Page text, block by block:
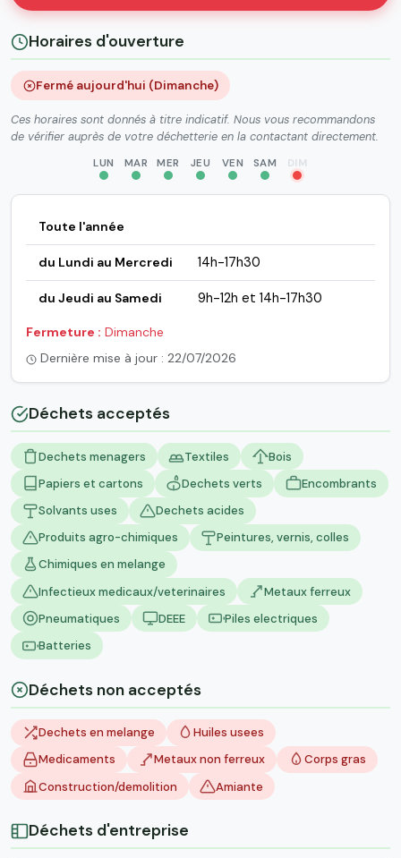
Horaires d'ouverture
Fermé aujourd'hui (Dimanche)
Ces horaires sont donnés à titre indicatif. Nous vous recommandons
de vérifier auprès de votre déchetterie en la contactant directement.
LUN MAR MER JEU VEN SAM DIM
Toute l'année
du Lundi au Mercredi 14h-17h30
du Jeudi au Samedi 9h-12h et 14h-17h30
Fermeture : Dimanche
Dernière mise à jour : 22/07/2026
Déchets acceptés
Dechets menagers Textiles
Bois
Papiers et cartons
Dechets verts
Encombrants
Solvants uses
Dechets acides
Produits agro-chimiques
Peintures, vernis, colles
Chimiques en melange
Infectieux medicaux/veterinaires
Metaux ferreux
Pneumatiques
DEEE
Piles electriques
Batteries
Déchets non acceptés
Dechets en melange
Huiles usees
Medicaments
Metaux non ferreux
Corps gras
Construction/demolition
Amiante
Déchets d'entreprise